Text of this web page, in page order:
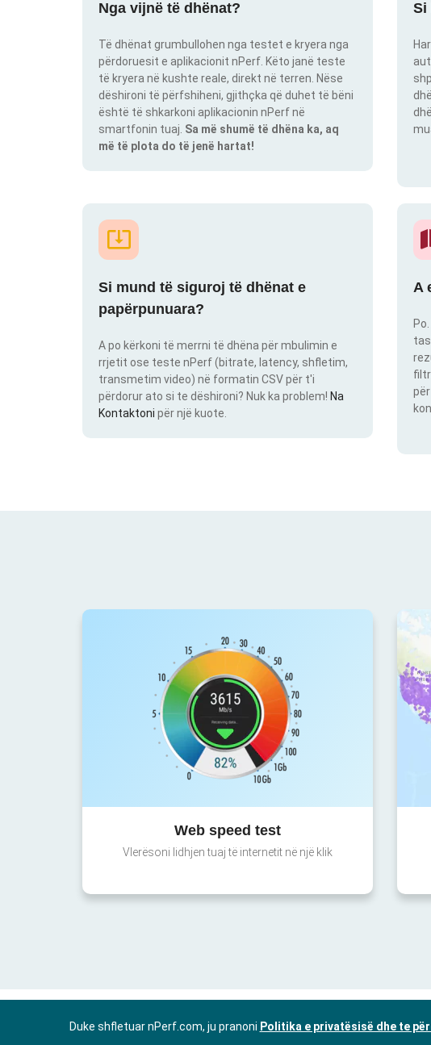
Nga vijnë të dhënat?
Të dhënat grumbullohen nga testet e kryera nga
përdoruesit e aplikacionit nPerf. Këto janë teste
të kryera në kushte reale, direkt në terren. Nëse
dëshironi të përfshiheni, gjithçka që duhet të bëni
është të shkarkoni aplikacionin nPerf në
smartfonin tuaj. Sa më shumë të dhëna ka, aq
më të plota do të jenë hartat!
Si
Si mund të siguroj të dhënat e
papërpunuara?
A po kërkoni të merrni të dhëna për mbulimin e
rrjetit ose teste nPerf (bitrate, latency, shfletim,
transmetim video) në formatin CSV për t'i
përdorur ato si te dëshironi? Nuk ka problem! Na
Kontaktoni për një kuote.
A
Web speed test
Vlerësoni lidhjen tuaj të internetit në një klik
Duke shfletuar nPerf.com, ju pranoni Politika e privatësisë dhe te